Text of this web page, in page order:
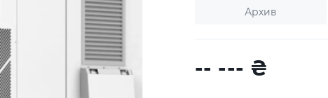
Архив
-- --- ₴